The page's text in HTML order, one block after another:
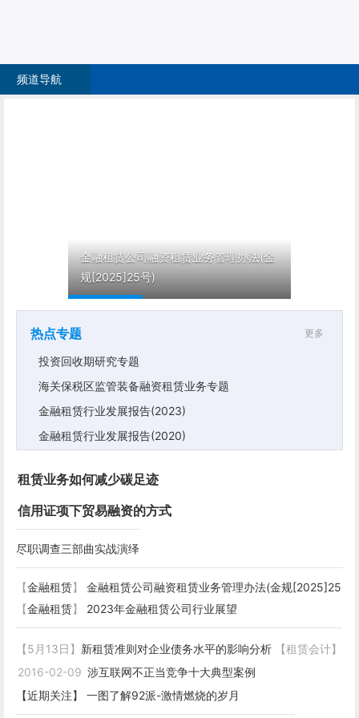
频道导航
金融租赁公司融资租赁业务管理办法(金
规[2025]25号)
更多
热点专题
投资回收期研究专题
海关保税区监管装备融资租赁业务专题
金融租赁行业发展报告(2023)
金融租赁行业发展报告(2020)
租赁业务如何减少碳足迹
信用证项下贸易融资的方式
尽职调查三部曲实战演绎
【金融租赁】 金融租赁公司融资租赁业务管理办法(金规[2025]25
号)
【金融租赁】 2023年金融租赁公司行业展望
【5月13日】 新租赁准则对企业债务水平的影响分析 【租赁会计】
2016-02-09 涉互联网不正当竞争十大典型案例
【近期关注】
一图了解92派-激情燃烧的岁月